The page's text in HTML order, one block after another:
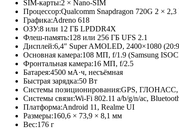
SIM-карты:2 × Nano-SIM
Процессор:Qualcomm Snapdragon 720G 2 ×
Графика:Adreno 618
ОЗУ:8 или 12 ГБ LPDDR4X
Флеш-память:128 или 256 ГБ UFS 2.1
Дисплей:6,4″ Super AMOLED, 2400×1080
Основная камера:108 МП, f/1.9 (Samsung
Фронтальная камера:16 МП, f/2.5
Батарея:4500 мА·ч, несъёмная
Быстрая зарядка:50 Вт
Системы позиционирования:GPS, ГЛОНАСС,
Системы связи:Wi-Fi 802.11 a/b/g/n/ac,
Платформа:Android 11, Realme UI
Размеры:160,6 × 73,9 × 8,1 мм
Вес:176 г